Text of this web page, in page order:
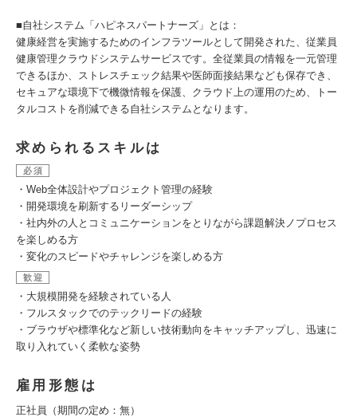
■自社システム「ハピネスパートナーズ」とは：
健康経営を実施するためのインフラツールとして開発された、従業員
健康管理クラウドシステムサービスです。全従業員の情報を一元管理
できるほか、ストレスチェック結果や医師面接結果なども保存でき、
セキュアな環境下で機微情報を保護、クラウド上の運用のため、トー
タルコストを削減できる自社システムとなります。
求められるスキルは
必須
・Web全体設計やプロジェクト管理の経験
・開発環境を刷新するリーダーシップ
・社内外の人とコミュニケーションをとりながら課題解決ノプロセス
を楽しめる方
・変化のスピードやチャレンジを楽しめる方
歓迎
・大規模開発を経験されている人
・フルスタックでのテックリードの経験
・ブラウザや標準化など新しい技術動向をキャッチアップし、迅速に
取り入れていく柔軟な姿勢
雇用形態は
正社員（期間の定め：無）